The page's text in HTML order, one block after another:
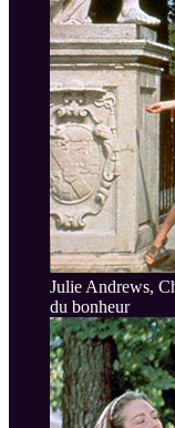
Julie Andrews,
du bonheur